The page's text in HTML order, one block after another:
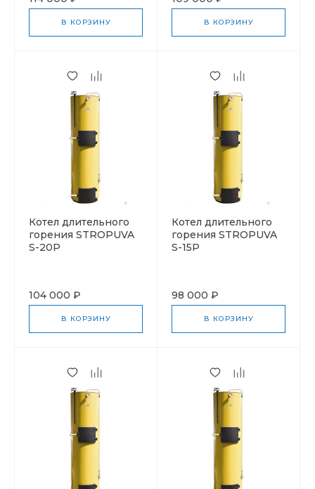
В КОРЗИНУ В КОРЗИНУ
Котел длительного
горения STROPUVA
S-20Р
104 000 ₽
В КОРЗИНУ
Котел длительного
горения STROPUVA
S-15Р
98 000 ₽
В КОРЗИНУ